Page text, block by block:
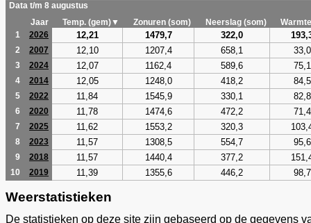
Data t/m 8 augustus
Jaar
Temp. (gem)▼ Zonuren (som) Neerslag (som)
1
2026 12,21 1479,7 322,0
2 2007 12,10 1207,4 658,1 33,0
3 2024 12,07 1162,4 589,6 75,1
4 2014 12,05 1248,0 418,2 84,5
5 2022 11,84 1545,9 330,1 82,8
6 2020 11,78 1474,6 472,2 71,4
7 2025 11,62 1553,2 320,3
8 2023 11,57 1308,5 554,7 95,6
9 2018 11,57 1440,4 377,2
10 2019 11,39 1355,6 446,2 98,7
Weerstatistieken
De statistieken op deze site zijn gebaseerd op de gegevens